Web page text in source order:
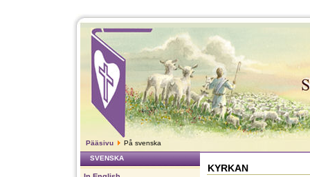
Pääsivu
På svenska
SVENSKA
KYRKAN